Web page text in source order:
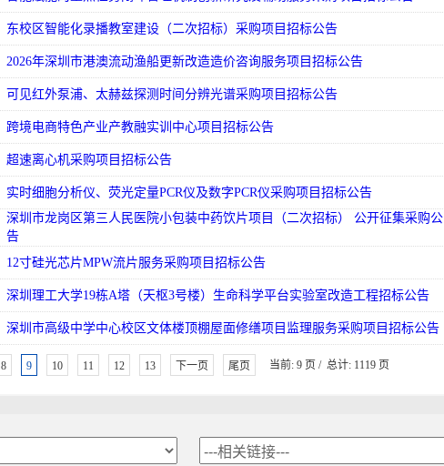
东校区智能化录播教室建设（二次招标）采购项目招标公告
2026年深圳市港澳流动渔船更新改造造价咨询服务项目招标公告
可见红外泵浦、太赫兹探测时间分辨光谱采购项目招标公告
跨境电商特色产业产教融实训中心项目招标公告
超速离心机采购项目招标公告
实时细胞分析仪、荧光定量PCR仪及数字PCR仪采购项目招标公告
深圳市龙岗区第三人民医院小包装中药饮片项目（二次招标） 公开征集采购公
告
12寸硅光芯片MPW流片服务采购项目招标公告
深圳理工大学19栋A塔（天枢3号楼）生命科学平台实验室改造工程招标公告
深圳市高级中学中心校区文体楼顶棚屋面修缮项目监理服务采购项目招标公告
8 9 10 11 12 13 下一页 尾页 当前: 9 页 / 总计: 1119 页